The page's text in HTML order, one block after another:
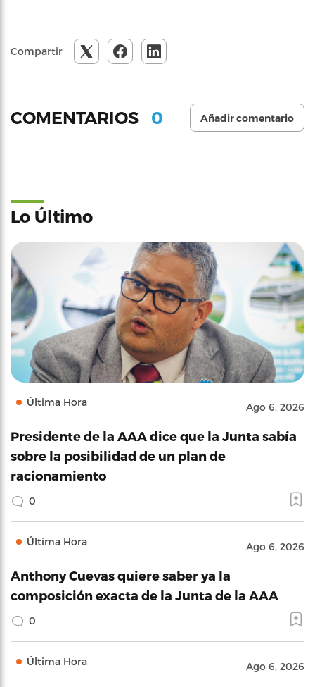
Compartir
COMENTARIOS 0 Añadir comentario
Lo Último
Última Hora Ago 6, 2026
Presidente de la AAA dice que la Junta sabía
sobre la posibilidad de un plan de
racionamiento
0
Última Hora Ago 6, 2026
Anthony Cuevas quiere saber ya la
composición exacta de la Junta de la AAA
0
Última Hora Ago 6, 2026